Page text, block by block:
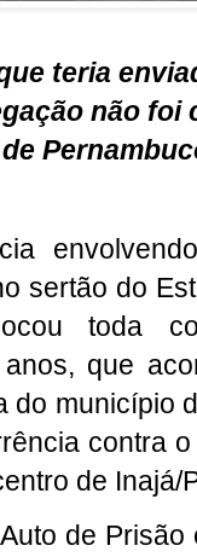
teria
não
de
sertão do
toda
que
do município
contra
de Inajá/
de